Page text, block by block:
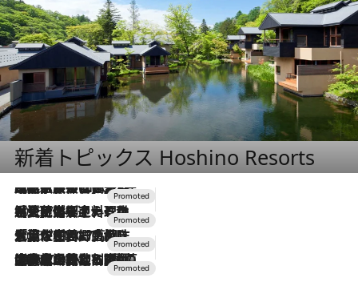
新着トピックス Hoshino Resorts
2026.7.31
【ホテル帰省】という選択肢をOMOが提案。家族とほどよい距離を保つには「昼は実家、夜は気兼ねなくホテルで！」
2026.7.24
【夏限定ディナーコース】旬を迎える稚鮎や花ズッキーニなどをイタリア・トスカーナの郷土料理の手法で満喫！
2026.7.17
「土佐和ハーブかき氷」がOMO7高知に登場！生姜、山椒、大葉など目にも舌にも涼を呼ぶ郷土の味
2026.7.10
NEW OPEN！【界 草津】名湯の地に誕生。趣の異なる2種の温泉と上州ならではの会席・蕎麦割烹など美食を味わう究極の癒やし旅